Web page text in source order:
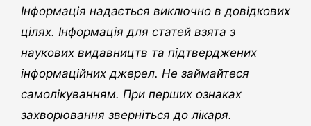
Інформація надається виключно в довідкових
цілях. Інформація для статей взята з
наукових видавництв та підтверджених
інформаційних джерел. Не займайтеся
самолікуванням. При перших ознаках
захворювання зверніться до лікаря.